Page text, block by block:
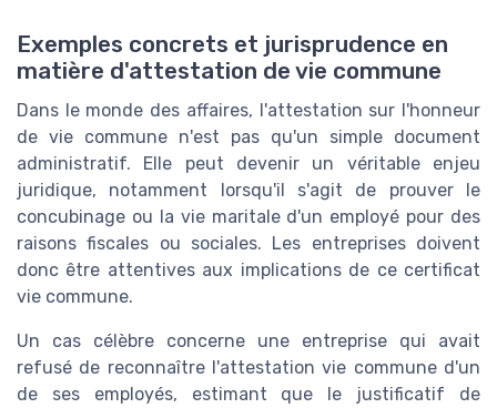
Exemples concrets et jurisprudence en
matière d'attestation de vie commune
Dans le monde des affaires, l'attestation sur l'honneur
de vie commune n'est pas qu'un simple document
administratif. Elle peut devenir un véritable enjeu
juridique, notamment lorsqu'il s'agit de prouver le
concubinage ou la vie maritale d'un employé pour des
raisons fiscales ou sociales. Les entreprises doivent
donc être attentives aux implications de ce certificat
vie commune.
Un cas célèbre concerne une entreprise qui avait
refusé de reconnaître l'attestation vie commune d'un
de ses employés, estimant que le justificatif de